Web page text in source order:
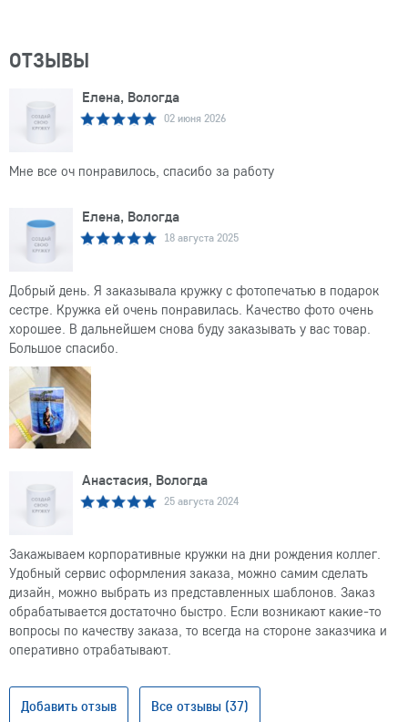
ОТЗЫВЫ
Елена, Вологда
02 июня 2026
Мне все оч понравилось, спасибо за работу
Елена, Вологда
18 августа 2025
Добрый день. Я заказывала кружку с фотопечатью в подарок
сестре. Кружка ей очень понравилась. Качество фото очень
хорошее. В дальнейшем снова буду заказывать у вас товар.
Большое спасибо.
Анастасия, Вологда
25 августа 2024
Закажываем корпоративные кружки на дни рождения коллег.
Удобный сервис оформления заказа, можно самим сделать
дизайн, можно выбрать из представленных шаблонов. Заказ
обрабатывается достаточно быстро. Если возникают какие-то
вопросы по качеству заказа, то всегда на стороне заказчика и
оперативно отрабатывают.
Добавить отзыв Все отзывы (37)